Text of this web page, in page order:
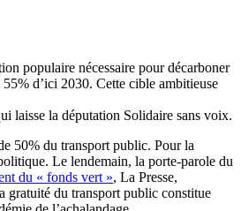
populaire nécessaire pour décarboner
d’ici 2030. Cette cible ambitieuse
laisse la députation Solidaire sans voix.
50% du transport public. Pour la
Le lendemain, la porte-parole du
du « fonds vert », La Presse,
gratuité du transport public constitue